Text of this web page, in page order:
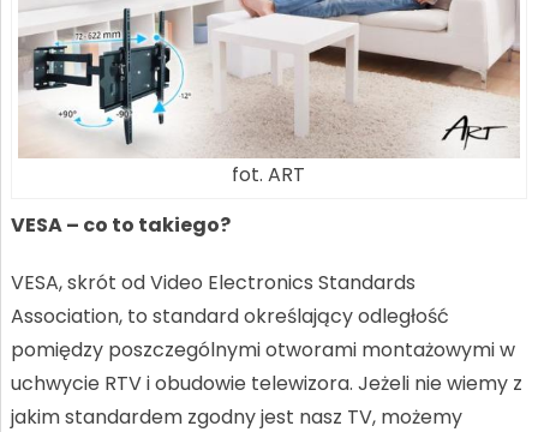
fot. ART
VESA – co to takiego?
VESA, skrót od Video Electronics Standards
Association, to standard określający odległość
pomiędzy poszczególnymi otworami montażowymi w
uchwycie RTV i obudowie telewizora. Jeżeli nie wiemy z
jakim standardem zgodny jest nasz TV, możemy